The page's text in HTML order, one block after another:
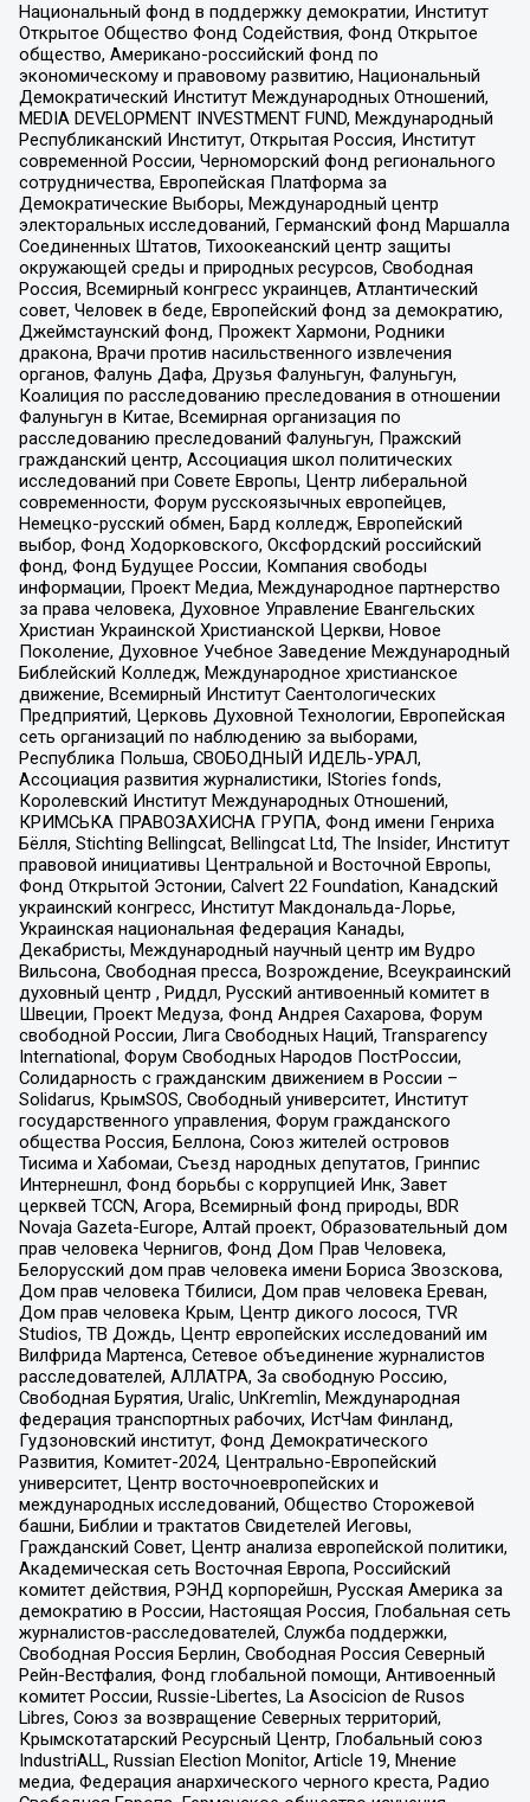
Национальный фонд в поддержку демократии, Институт
Открытое Общество Фонд Содействия, Фонд Открытое
общество, Американо-российский фонд по
экономическому и правовому развитию, Национальный
Демократический Институт Международных Отношений,
MEDIA DEVELOPMENT INVESTMENT FUND, Международный
Республиканский Институт, Открытая Россия, Институт
современной России, Черноморский фонд регионального
сотрудничества, Европейская Платформа за
Демократические Выборы, Международный центр
электоральных исследований, Германский фонд Маршалла
Соединенных Штатов, Тихоокеанский центр защиты
окружающей среды и природных ресурсов, Свободная
Россия, Всемирный конгресс украинцев, Атлантический
совет, Человек в беде, Европейский фонд за демократию,
Джеймстаунский фонд, Прожект Хармони, Родники
дракона, Врачи против насильственного извлечения
органов, Фалунь Дафа, Друзья Фалуньгун, Фалуньгун,
Коалиция по расследованию преследования в отношении
Фалуньгун в Китае, Всемирная организация по
расследованию преследований Фалуньгун, Пражский
гражданский центр, Ассоциация школ политических
исследований при Совете Европы, Центр либеральной
современности, Форум русскоязычных европейцев,
Немецко-русский обмен, Бард колледж, Европейский
выбор, Фонд Ходорковского, Оксфордский российский
фонд, Фонд Будущее России, Компания свободы
информации, Проект Медиа, Международное партнерство
за права человека, Духовное Управление Евангельских
Христиан Украинской Христианской Церкви, Новое
Поколение, Духовное Учебное Заведение Международный
Библейский Колледж, Международное христианское
движение, Всемирный Институт Саентологических
Предприятий, Церковь Духовной Технологии, Европейская
сеть организаций по наблюдению за выборами,
Республика Польша, СВОБОДНЫЙ ИДЕЛЬ-УРАЛ,
Ассоциация развития журналистики, IStories fonds,
Королевский Институт Международных Отношений,
КРИМСЬКА ПРАВОЗАХИСНА ГРУПА, Фонд имени Генриха
Бёлля, Stichting Bellingcat, Bellingcat Ltd, The Insider, Институт
правовой инициативы Центральной и Восточной Европы,
Фонд Открытой Эстонии, Calvert 22 Foundation, Канадский
украинский конгресс, Институт Макдональда-Лорье,
Украинская национальная федерация Канады,
Декабристы, Международный научный центр им Вудро
Вильсона, Свободная пресса, Возрождение, Всеукраинский
духовный центр , Риддл, Русский антивоенный комитет в
Швеции, Проект Медуза, Фонд Андрея Сахарова, Форум
свободной России, Лига Свободных Наций, Transparеncy
International, Форум Свободных Народов ПостРоссии,
Солидарность с гражданским движением в России –
Solidarus, КрымSOS, Свободный университет, Институт
государственного управления, Форум гражданского
общества Россия, Беллона, Союз жителей островов
Тисима и Хабомаи, Съезд народных депутатов, Гринпис
Интернешнл, Фонд борьбы с коррупцией Инк, Завет
церквей TCCN, Агора, Всемирный фонд природы, BDR
Novaja Gazeta-Europe, Алтай проект, Образовательный дом
прав человека Чернигов, Фонд Дом Прав Человека,
Белорусский дом прав человека имени Бориса Звозскова,
Дом прав человека Тбилиси, Дом прав человека Ереван,
Дом прав человека Крым, Центр дикого лосося, TVR
Studios, ТВ Дождь, Центр европейских исследований им
Вилфрида Мартенса, Сетевое объединение журналистов
расследователей, АЛЛАТРА, За свободную Россию,
Свободная Бурятия, Uralic, UnKremlin, Международная
федерация транспортных рабочих, ИстЧам Финланд,
Гудзоновский институт, Фонд Демократического
Развития, Комитет-2024, Центрально-Европейский
университет, Центр восточноевропейских и
международных исследований, Общество Сторожевой
башни, Библии и трактатов Свидетелей Иеговы,
Гражданский Совет, Центр анализа европейской политики,
Академическая сеть Восточная Европа, Российский
комитет действия, РЭНД корпорейшн, Русская Америка за
демократию в России, Настоящая Россия, Глобальная сеть
журналистов-расследователей, Служба поддержки,
Свободная Россия Берлин, Свободная Россия Северный
Рейн-Вестфалия, Фонд глобальной помощи, Антивоенный
комитет России, Russie-Libertes, La Asocicion de Rusos
Libres, Союз за возвращение Северных территорий,
Крымскотатарский Ресурсный Центр, Глобальный союз
IndustriALL, Russian Election Monitor, Article 19, Мнение
медиа, Федерация анархического черного креста, Радио